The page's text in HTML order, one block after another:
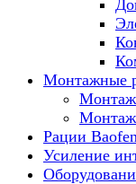
Монтажные
Монтаж
Монтаж
Рации
Усиление